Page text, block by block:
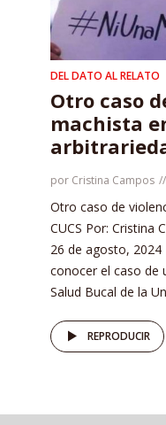
DEL DATO AL RELATO
Otro caso
machista
por Cristina Campos
Otro caso de
CUCS Por: Cristina
26 de agosto,
conocer el caso de
Salud Bucal de la
REPRODUCIR